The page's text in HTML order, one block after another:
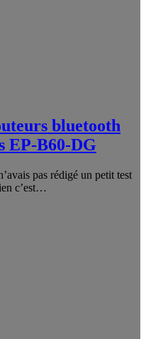
bluetooth
EP-B60-DG
pas rédigé un petit test
c’est…